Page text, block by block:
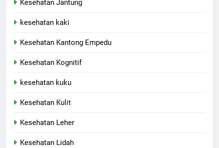
Kesehatan Jantung
kesehatan kaki
Kesehatan Kantong Empedu
Kesehatan Kognitif
kesehatan kuku
Kesehatan Kulit
Kesehatan Leher
Kesehatan Lidah